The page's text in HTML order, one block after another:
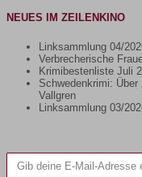
NEUES IM ZEILENKINO
Linksammlung 04/
Verbrecherische
Krimibestenliste Juli
Schwedenkrimi: Über
Vallgren
Linksammlung 03/
Gib deine E-Mail-Adresse ein ...